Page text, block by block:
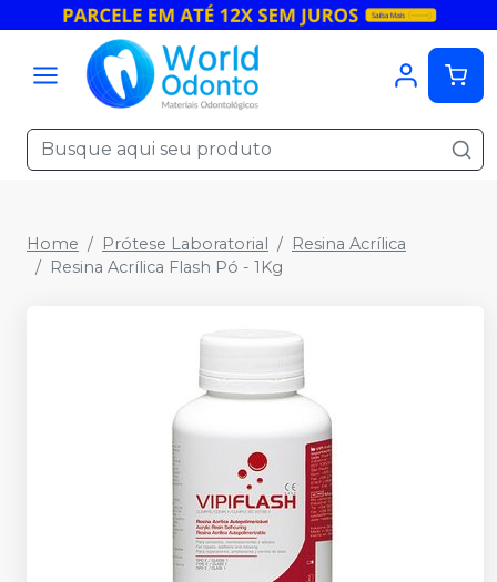
Home Prótese Laboratorial
Resina Acrílica
Resina Acrílica Flash Pó - 1Kg